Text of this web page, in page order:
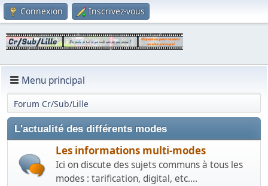
Connexion Inscrivez-vous
Menu principal
Forum Cr/Sub/Lille
L'actualité des différents modes
Les informations multi-modes
Ici on discute des sujets communs à tous les
modes : tarification, digital, etc....